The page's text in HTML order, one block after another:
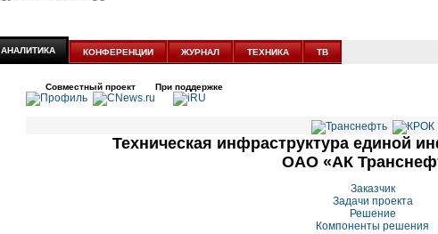
новых условиях
АНАЛИТИКА КОНФЕРЕНЦИИ ЖУРНАЛ ТЕХНИКА ТВ
Совместный проект При поддержке
Техническая инфраструктура единой
ОАО «АК
Заказчик
Задачи проекта
Решение
Компоненты решения